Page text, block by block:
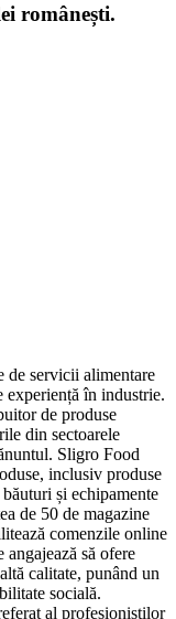
românești.
de servicii alimentare
experiență în industrie.
de produse
din sectoarele
Sligro Food
inclusiv produse
și echipamente
de 50 de magazine
comenzile online
să ofere
calitate, punând un
socială.
al profesioniștilor